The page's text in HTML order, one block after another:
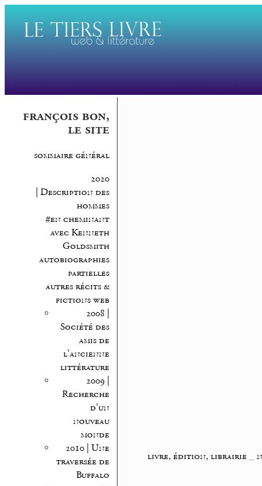
françois bon,
le site
sommaire général
2020
| Description des
hommes
#en cheminant
avec Kenneth
Goldsmith
autobiographies
partielles
autres récits &
fictions web
2008 |
Société des
amis de
l’ancienne
littérature
2009 |
Recherche
d’un
nouveau
monde
2010 | Une
traversée de
Buffalo
livre, édition, librairie_